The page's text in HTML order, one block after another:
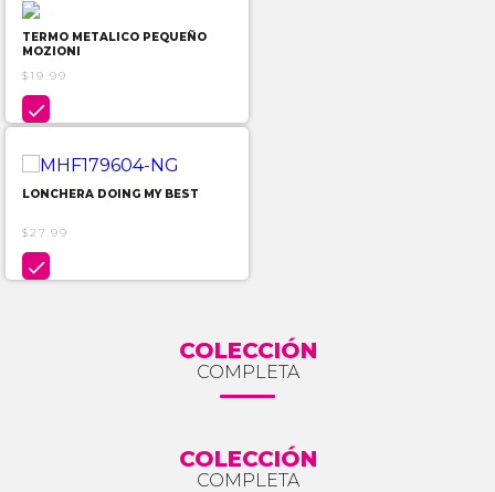
TERMO METALICO PEQUEÑO
MOZIONI
$19.99

LONCHERA DOING MY BEST
$27.99

COLECCIÓN
COMPLETA
COLECCIÓN
COMPLETA